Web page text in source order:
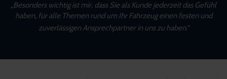
„Besonders wichtig ist mir, dass Sie als Kunde jederzeit das Gefühl
haben, für alle Themen rund um Ihr Fahrzeug einen festen und
zuverlässigen Ansprechpartner in uns zu haben.“